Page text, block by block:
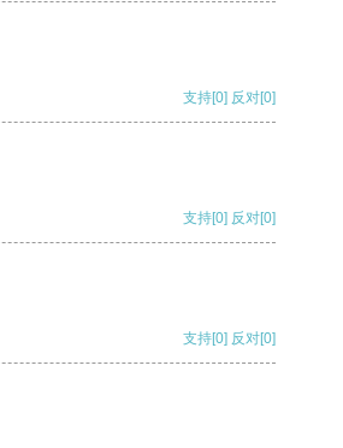
支持[0] 反对[0]
支持[0] 反对[0]
支持[0] 反对[0]